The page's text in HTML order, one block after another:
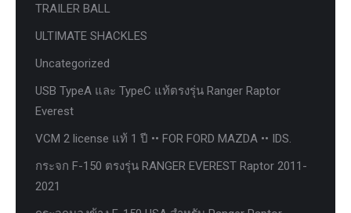
TRAILER BALL
ULTIMATE SHACKLES
Uncategorized
USB TypeA และ TypeC แท้ตรงรุ่น Ranger Raptor
Everest
VCM 2 license แท้ 1 ปี •• FOR FORD MAZDA •• IDS.
กระจก F-150 ตรงรุ่น RANGER EVEREST Raptor 2011-
2021